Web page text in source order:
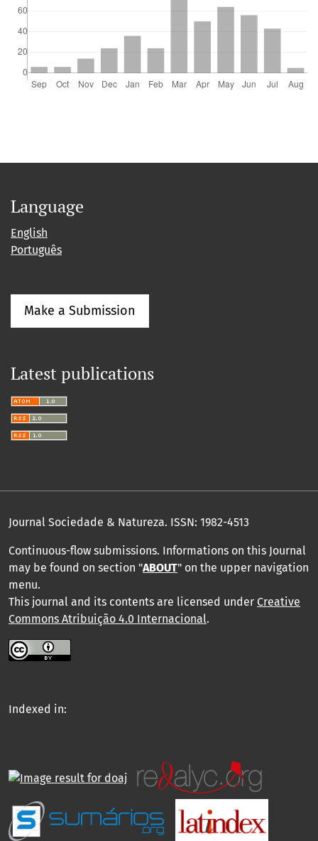
Language
English
Português
Make a Submission
Latest publications
Journal Sociedade & Natureza. ISSN: 1982-4513
Continuous-flow submissions. Informations on this Journal
may be found on section "ABOUT" on the upper navigation
menu.
This journal and its contents are licensed under Creative
Commons Atribuição 4.0 Internacional.
Indexed in: